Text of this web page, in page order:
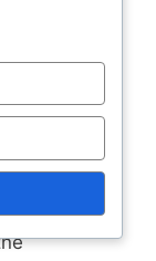
ogólne
w
co pozwala